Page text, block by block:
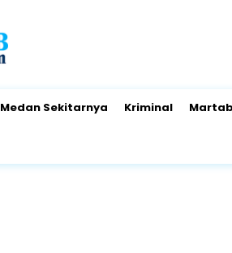
Medan Sekitarnya Kriminal